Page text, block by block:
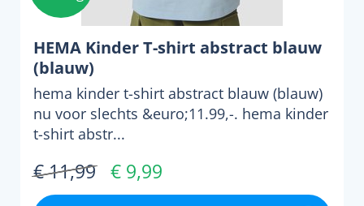
HEMA Kinder T-shirt abstract blauw
(blauw)
hema kinder t-shirt abstract blauw (blauw)
nu voor slechts &euro;11.99,-. hema kinder
t-shirt abstr...
€ 11,99 € 9,99